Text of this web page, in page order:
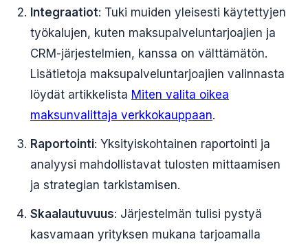
Integraatiot: Tuki muiden yleisesti käytettyjen
työkalujen, kuten maksupalveluntarjoajien ja
CRM-järjestelmien, kanssa on välttämätön.
Lisätietoja maksupalveluntarjoajien valinnasta
löydät artikkelista Miten valita oikea
maksunvalittaja verkkokauppaan.
Raportointi: Yksityiskohtainen raportointi ja
analyysi mahdollistavat tulosten mittaamisen
ja strategian tarkistamisen.
Skaalautuvuus: Järjestelmän tulisi pystyä
kasvamaan yrityksen mukana tarjoamalla